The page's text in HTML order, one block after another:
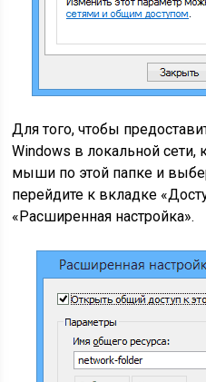
Для того, чтобы
Windows в локальной сети,
мыши по этой папке и
перейдите к вкладке
«Расширенная настройка».